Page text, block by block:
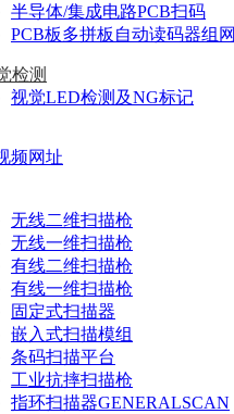
半导体/集成电路PCB扫码
PCB板多拼板自动读码器组网
检测
视觉LED检测及NG标记
频网址
无线二维扫描枪
无线一维扫描枪
有线二维扫描枪
有线一维扫描枪
固定式扫描器
嵌入式扫描模组
条码扫描平台
工业抗摔扫描枪
指环扫描器GENERALSCAN